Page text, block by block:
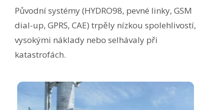
Původní systémy (HYDRO98, pevné linky, GSM
dial-up, GPRS, CAE) trpěly nízkou spolehlivostí,
vysokými náklady nebo selhávaly při
katastrofách.